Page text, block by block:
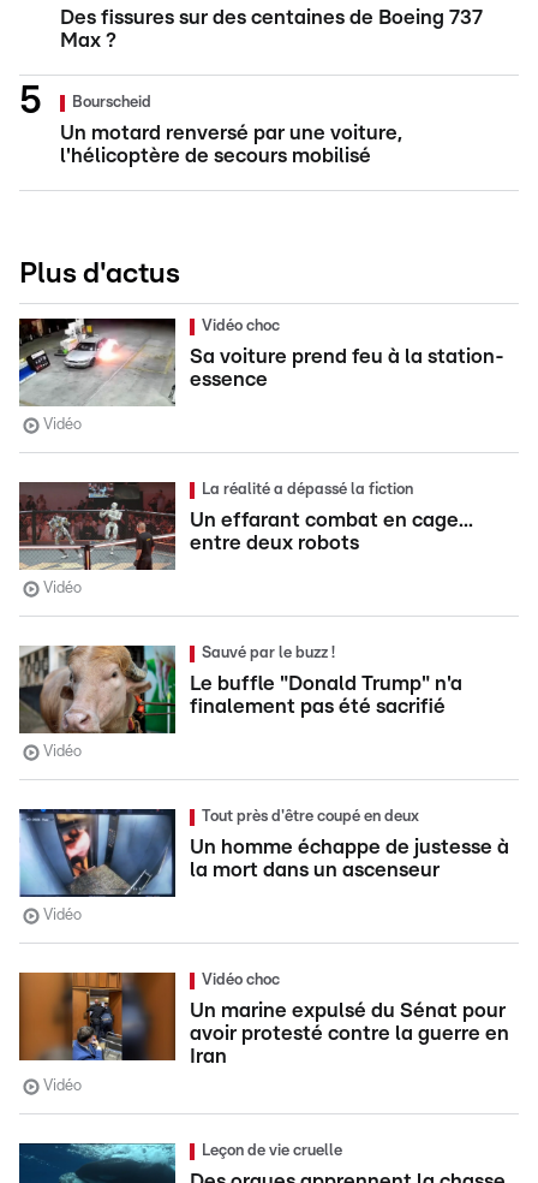
Des fissures sur des centaines de Boeing 737
Max ?
Bourscheid
Un motard renversé par une voiture,
l'hélicoptère de secours mobilisé
Plus d'actus
Vidéo choc
Sa voiture prend feu à la station-
essence
Vidéo
La réalité a dépassé la fiction
Un effarant combat en cage...
entre deux robots
Vidéo
Sauvé par le buzz !
Le buffle "Donald Trump" n'a
finalement pas été sacrifié
Vidéo
Tout près d'être coupé en deux
Un homme échappe de justesse à
la mort dans un ascenseur
Vidéo
Vidéo choc
Un marine expulsé du Sénat pour
avoir protesté contre la guerre en
Iran
Vidéo
Leçon de vie cruelle